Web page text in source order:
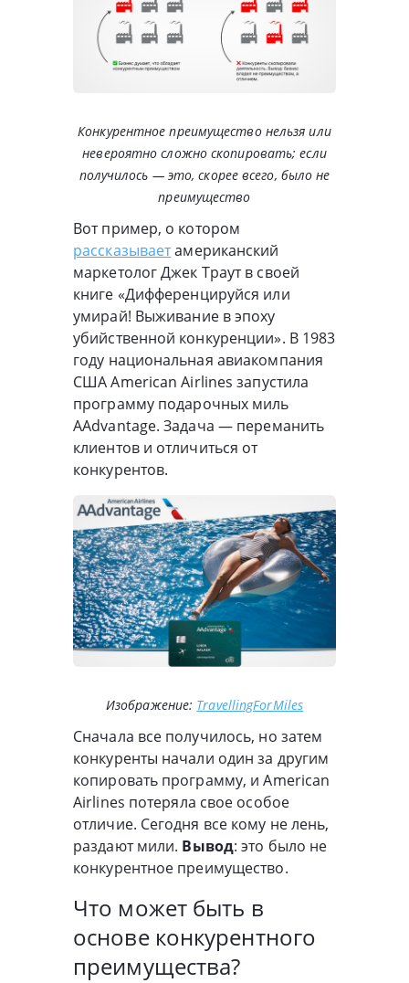
Конкурентное преимущество нельзя или
невероятно сложно скопировать; если
получилось — это, скорее всего, было не
преимущество
Вот пример, о котором
рассказываетамериканский
маркетолог Джек Траут в своей
книге «Дифференцируйся или
умирай! Выживание в эпоху
убийственной конкуренции». В 1983
году национальная авиакомпания
США American Airlines запустила
программу подарочных миль
AAdvantage. Задача — переманить
клиентов и отличиться от
конкурентов.
Изображение: TravellingForMiles
Сначала все получилось, но затем
конкуренты начали один за другим
копировать программу, и American
Airlines потеряла свое особое
отличие. Сегодня все кому не лень,
раздают мили. Вывод: это было не
конкурентное преимущество.
Что может быть в
основе конкурентного
преимущества?